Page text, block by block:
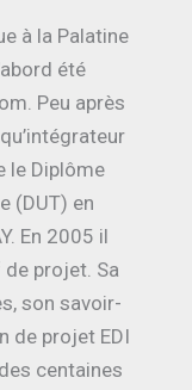
à la Palatine
été
Peu après
le Diplôme
(DUT) en
En 2005 il
projet. Sa
son savoir-
de projet EDI
centaines